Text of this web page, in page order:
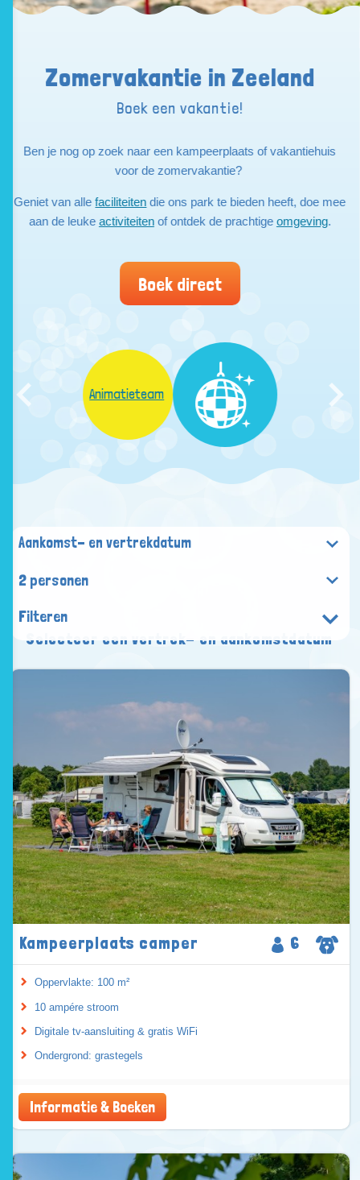
Zomervakantie in Zeeland
Boek een vakantie!
Ben je nog op zoek naar een kampeerplaats of vakantiehuis
voor de zomervakantie?
Geniet van allefaciliteiten die ons park te bieden heeft, doe mee
aan de leuke activiteitenof ontdek de prachtige omgeving.
Boek direct
Animatieteam
2 personen
Filteren
Selecteer een vertrek- en aankomstdatum
Kampeerplaats camper 6
Oppervlakte: 100 m²
10 ampére stroom
Digitale tv-aansluiting & gratis WiFi
Ondergrond: grastegels
Informatie & Boeken